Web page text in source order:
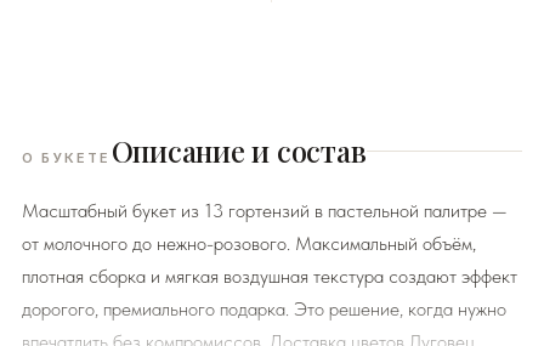
О БУКЕТЕ Описание и состав
Масштабный букет из 13 гортензий в пастельной палитре —
от молочного до нежно-розового. Максимальный объём,
плотная сборка и мягкая воздушная текстура создают эффект
дорогого, премиального подарка. Это решение, когда нужно